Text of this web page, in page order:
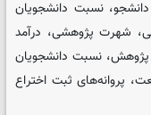
نسبت دانشجویان
شهرت پژوهشی، درآمد
پژوهش، نسبت دانشجویان
پروانه‌های ثبت اختراع